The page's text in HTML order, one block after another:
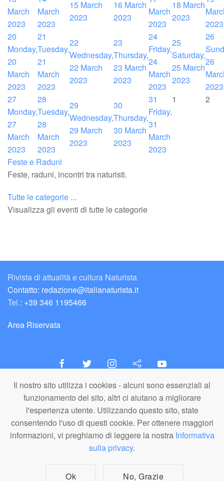
Il nostro sito utilizza i cookies - alcuni sono essenziali al
funzionamento del sito, altri ci aiutano a migliorare
l'esperienza utente. Utilizzando questo sito, state
consentendo l'uso di questi cookie. Per ottenere maggiori
informazioni, vi preghiamo di leggere la nostra Informativa
sulla privacy.
Ok No, Grazie
March
2023
March
2023
15 March
2023
16 March
2023
March
2023
18 March
2023
2023
20
Monday,
20
March
2023
21
Tuesday,
21
March
2023
22
Wednesday,
22 March
2023
23
Thursday,
23 March
2023
24
Friday,
24
March
2023
25
Saturday,
25 March
2023
26
26
2023
27
Monday,
27
March
2023
28
Tuesday,
28
March
2023
29
Wednesday,
29 March
2023
30
Thursday,
30 March
2023
31
Friday,
31
March
2023
1 2
Feste e Raduni
Feste, raduni, incontri tra naturisti.
Tutte le categorie ...
Visualizza gli eventi di tutte le categorie
Rivista di attualità e cultura Naturista
Contatto: redazione@italianaturista.it
Tel.: +39 346 1195466
Area Riservata
italiaNATURISTA
Editore e Redazione
A.N.ITA. Associazione Naturista Italiana (APS)
C.F. 80203710159
© A.N.ITA. - Tutto il materiale pubblicato in questo sito è di proprietà di
A.N.ITA. - Associazione Naturista Italiana aps (o dei relativi autori,
formato senza citazione della fonte. I loghi A.N.ITA. e italiaNATURISTA